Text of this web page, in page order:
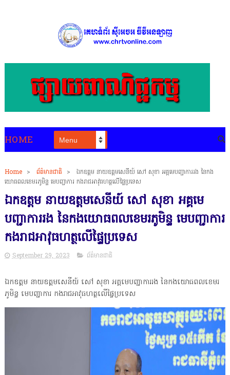
HOME
Home > ព័ត៌មានជាតិ >
ឯកឧត្តម នាយឧត្តមសេនីយ៍ សៅ សុខា អគ្គមេបញ្ជាការរង នៃកង
យោធពលខេមរភូមិន្ទ មេបញ្ជាការ កងរាជអាវុធហត្ថលើផ្ទៃប្រទេស
ឯកឧត្តម នាយឧត្តមសេនីយ៍ សៅ សុខា អគ្គមេ
បញ្ជាការរង នៃកងយោធពលខេមរភូមិន្ទ មេបញ្ជាការ
កងរាជអាវុធហត្ថលើផ្ទៃប្រទេស
September 29, 2023 ព័ត៌មានជាតិ
ឯកឧត្តម នាយឧត្តមសេនីយ៍ សៅ សុខា អគ្គមេបញ្ជាការរង នៃកងយោធពលខេមរ
ភូមិន្ទ មេបញ្ជាការ កងរាជអាវុធហត្ថលើផ្ទៃប្រទេស